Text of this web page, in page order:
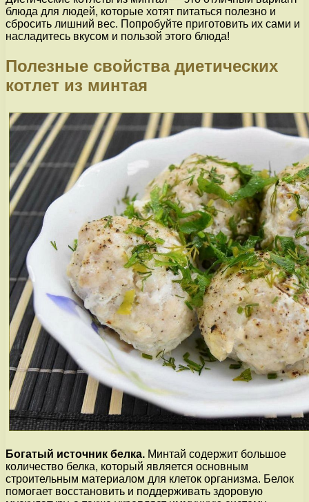
блюда для людей, которые хотят питаться полезно и
сбросить лишний вес. Попробуйте приготовить их сами и
насладитесь вкусом и пользой этого блюда!
Полезные свойства диетических
котлет из минтая
Богатый источник белка. Минтай содержит большое
количество белка, который является основным
строительным материалом для клеток организма. Белок
помогает восстановить и поддерживать здоровую